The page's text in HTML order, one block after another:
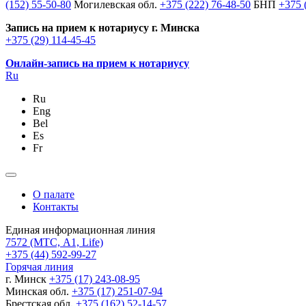
(152) 55-50-80 Могилевская обл. +375 (222) 76-48-50 БНП +375
Запись на прием к нотариусу г. Минска
+375 (29) 114-45-45
Онлайн-запись на прием к нотариусу
Ru
Ru
Eng
Bel
Es
Fr
О палате
Контакты
Единая информационная линия
7572 (МТС, A1, Life)
+375 (44) 592-99-27
Горячая линия
г. Минск +375 (17) 243-08-95
Минская обл. +375 (17) 251-07-94
Брестская обл. +375 (162) 52-14-57